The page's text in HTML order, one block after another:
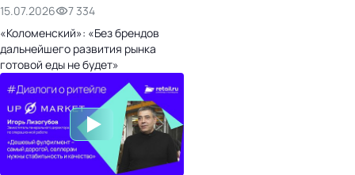
15.07.2026
7 334
«Коломенский»: «Без брендов
дальнейшего развития рынка
готовой еды не будет»